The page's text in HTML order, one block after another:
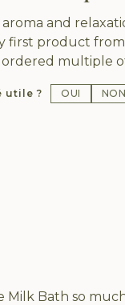
and
first product
ordered multiple
utile ? OUI NON
Milk Bath so